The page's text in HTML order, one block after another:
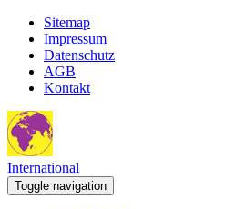
Sitemap
Impressum
Datenschutz
AGB
Kontakt
International
Toggle navigation